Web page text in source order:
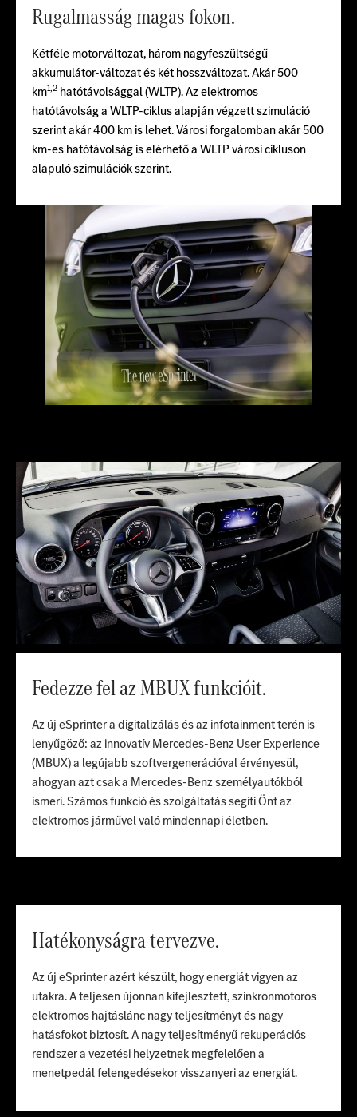
Rugalmasság magas fokon.
Kétféle motorváltozat, három nagyfeszültségű
akkumulátor-változat és két hosszváltozat. Akár 500
km1,2 hatótávolsággal (WLTP). Az elektromos
hatótávolság a WLTP-ciklus alapján végzett szimuláció
szerint akár 400 km is lehet. Városi forgalomban akár 500
km-es hatótávolság is elérhető a WLTP városi cikluson
alapuló szimulációk szerint.
Fedezze fel az MBUX funkcióit.
Az új eSprinter a digitalizálás és az infotainment terén is
lenyűgöző: az innovatív Mercedes-Benz User Experience
(MBUX) a legújabb szoftvergenerációval érvényesül,
ahogyan azt csak a Mercedes-Benz személyautókból
ismeri. Számos funkció és szolgáltatás segíti Önt az
elektromos járművel való mindennapi életben.
Hatékonyságra tervezve.
Az új eSprinter azért készült, hogy energiát vigyen az
utakra. A teljesen újonnan kifejlesztett, szinkronmotoros
elektromos hajtáslánc nagy teljesítményt és nagy
hatásfokot biztosít. A nagy teljesítményű rekuperációs
rendszer a vezetési helyzetnek megfelelően a
menetpedál felengedésekor visszanyeri az energiát.